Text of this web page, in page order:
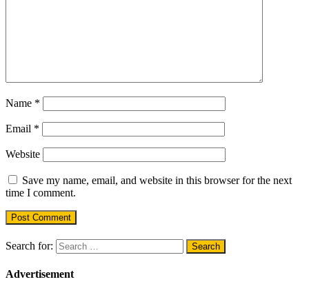
Name *
Email *
Website
Save my name, email, and website in this browser for the next
time I comment.
Search for:
Advertisement